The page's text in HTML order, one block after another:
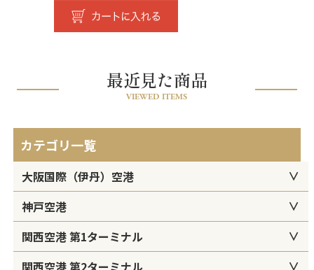
最近見た商品
VIEWED ITEMS
カテゴリ一覧
大阪国際（伊丹）空港
神戸空港
関西空港 第1ターミナル
関西空港 第2ターミナル